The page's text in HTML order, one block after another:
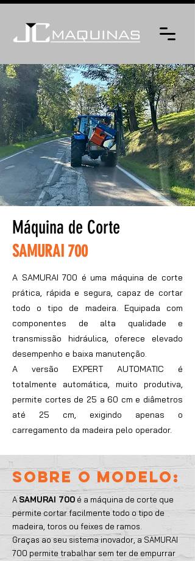
Máquina de Corte
SAMURAI 700
A SAMURAI 700 é uma máquina de corte
prática, rápida e segura, capaz de cortar
todo o tipo de madeira. Equipada com
componentes de alta qualidade e
transmissão hidráulica, oferece elevado
desempenho e baixa manutenção.
A versão EXPERT AUTOMATIC é
totalmente automática, muito produtiva,
permite cortes de 25 a 60 cm e diâmetros
até 25 cm, exigindo apenas o
carregamento da madeira pelo operador.
SOBRE O MODELO:
ASAMURAI 700 é a máquina de corte que
permite cortar facilmente todo o tipo de
madeira, toros ou feixes de ramos.
Graças ao seu sistema inovador, a SAMURAI
700 permite trabalhar sem ter de empurrar